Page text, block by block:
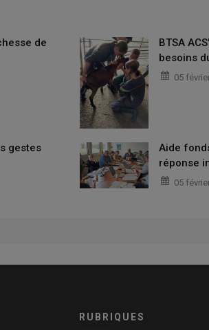
de
BTSA
besoins
05
gestes
Aide
réponse
05
RUBRIQUES